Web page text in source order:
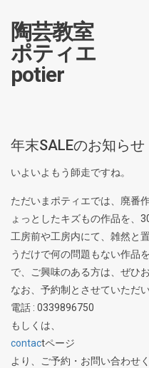
陶芸教室
ポティエ
potier
年末SALEのお知らせ
いよいよもう師走ですね。
ただいまポティエでは、廃番
ょっとしたキズもの作品を、
工房前や工房内にて、雑然と
うだけで何の問題もない作品
で、ご興味のある方は、ぜひ
なお、予約制とさせていただ
電話 : 0339896750
もしくは、
contactページ
より、ご予約・お問い合わせく